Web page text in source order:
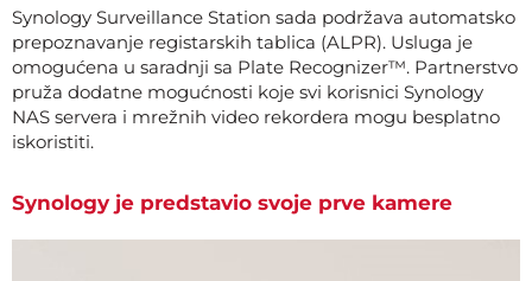
Synology Surveillance Station sada podržava automatsko
prepoznavanje registarskih tablica (ALPR). Usluga je
omogućena u saradnji sa Plate Recognizer™. Partnerstvo
pruža dodatne mogućnosti koje svi korisnici Synology
NAS servera i mrežnih video rekordera mogu besplatno
iskoristiti.
Synology je predstavio svoje prve kamere